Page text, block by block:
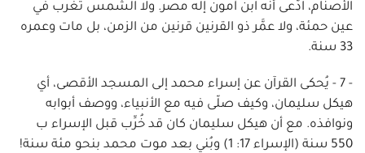
الأصنام، ادّعى أنه ابن آمون إله مصر. ولا الشمس تغرب في
عين حمئة، ولا عمَّر ذو القرنين قرنين من الزمن، بل مات وعمره
33 سنة.
- 7 - يُحكى القرآن عن إسراء محمد إلى المسجد الأقصى، أي
هيكل سليمان، وكيف صلّى فيه مع الأنبياء، ووصف أبوابه
ونوافذه. مع أن هيكل سليمان كان قد خُرِّب قبل الإسراء ب
550 سنة (الإسراء 17: 1) وبُني بعد موت محمد بنحو مئة سنة!